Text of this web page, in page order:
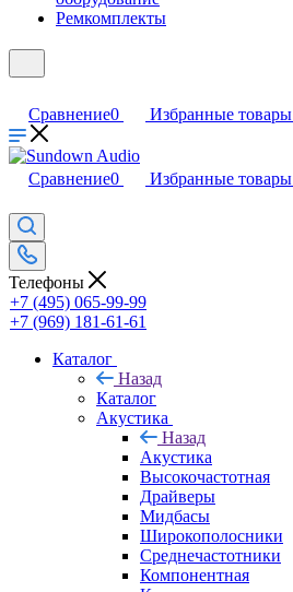
Ремкомплекты
Сравнение0 Избранные товары
Сравнение0 Избранные товары
Телефоны
+7 (495) 065-99-99
+7 (969) 181-61-61
Каталог
Назад
Каталог
Акустика
Назад
Акустика
Высокочастотная
Драйверы
Мидбасы
Широкополосники
Среднечастотники
Компонентная